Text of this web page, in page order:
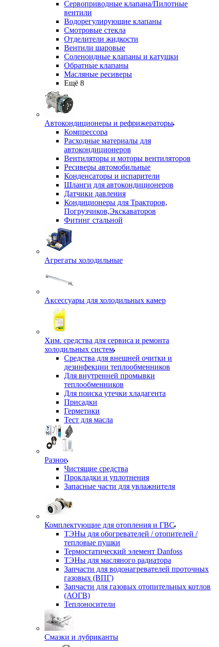
Сервоприводные клапана/Пилотные
вентили
Водорегулирующие клапаны
Смотровые стекла
Отделители жидкости
Вентили шаровые
Соленоидные клапаны и катушки
Обратные клапаны
Масляные ресиверы
Ещё 8
Автокондиционеры и рефрижераторы
Компрессора
Расходные материалы для
автокондиционеров
Вентиляторы и моторы вентиляторов
Ресиверы автомобильные
Конденсаторы и испарители
Шланги для автокондиционеров
Датчики давления
Кондиционеры для Тракторов,
Погрузчиков,Экскаваторов
Фитинг стальной
Агрегаты холодильные
Аксессуары для холодильных камер
Хим. средства для сервиса и ремонта
холодильных систем
Средства для внешней очитки и
дезинфекции теплообменников
Для внутренней промывки
теплообменников
Для поиска утечки хладагента
Присадки
Герметики
Тест для масла
Разное
Чистящие средства
Прокладки и уплотнения
Запасные части для увлажнителя
Комплектующие для отопления и ГВС
ТЭНы для обогревателей / отопителей /
тепловые пушки
Термостатический элемент Danfoss
ТЭНы для масляного радиатора
Запчасти для водонагревателей проточных
газовых (ВПГ)
Запчасти для газовых отопительных котлов
(АОГВ)
Теплоносители
Смазки и лубриканты